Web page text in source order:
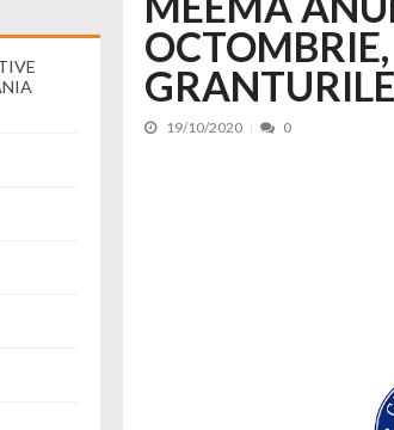
Am creat, până în prezent, peste 5.000 de noi locuri
modernă pentru Alba: 40 de locuri noi la Zlatna prin
Mediului derulează dezbaterea publică pentru proiectul
19/10/2020 0